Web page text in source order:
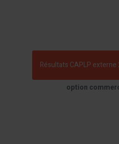
Résultats CAPLP
option